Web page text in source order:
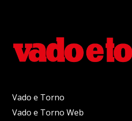
Vado e Torno
Vado e Torno Web